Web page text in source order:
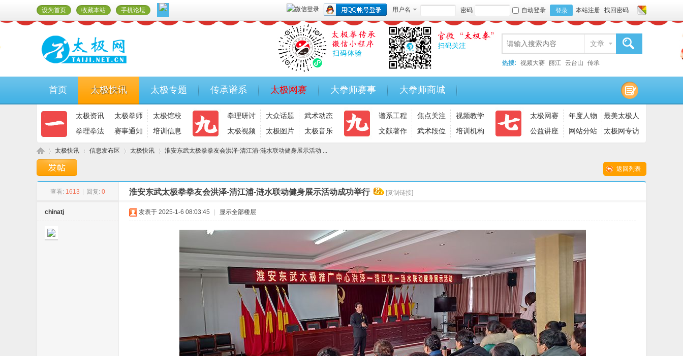
设为首页 收藏本站 手机论坛 用户名 密码 自动登录 登录 本站注册 找回密码
只
微
文章
热搜: 视频大赛 丽江 云台山 传承
首页 太极快讯 太极专题 传承谱系 太极网赛 大拳师赛事 大拳师商城
太极资讯 太极拳师
太极馆校
拳理拳法
赛事通知 培训信息
拳理研讨 大众话题
武术动态
太极视频
太极图片 太极音乐
谱系工程 焦点关注
视频教学
文献著作
武术段位 培训机构
太极网赛 年度人物
最美太极人
公益讲座
网站分站 太极网专访
太极快讯 信息发布区 太极快讯
›
淮安东武太极拳拳友会洪泽-清江浦-涟水联动健身展示活动 ...
返回列表
查看: 1613 回复: 0 淮安东武太极拳拳友会洪泽-清江浦-涟水联动健身展示活动成功举行 [复制链接]
chinatj 发表于 2025-1-6 08:03:45 显示全部楼层